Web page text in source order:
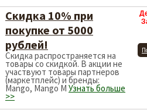
Скидка 10% при
покупке от 5000
рублей!
Скидка распространяется на
товары со скидкой. В акции не
участвуют товары партнеров
(маркетплейс) и бренды:
Mango, Mango M Узнать больше
>>